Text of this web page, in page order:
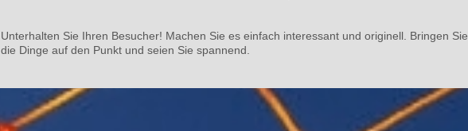
Unterhalten Sie Ihren Besucher! Machen Sie es einfach interessant und originell. Bringen Sie
die Dinge auf den Punkt und seien Sie spannend.